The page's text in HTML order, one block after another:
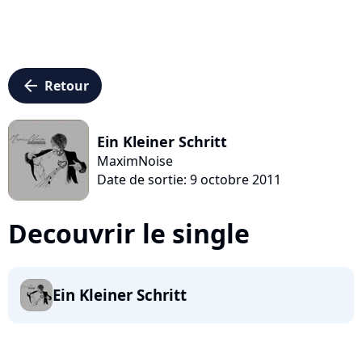
arrow_left Retour
Ein Kleiner Schritt
MaximNoise
Date de sortie: 9 octobre 2011
Decouvrir le single
Ein Kleiner Schritt